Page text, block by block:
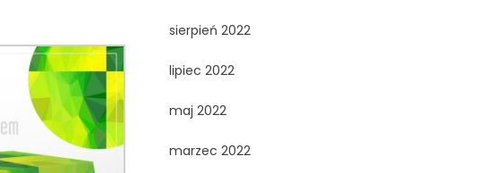
sierpień 2022
lipiec 2022
maj 2022
marzec 2022